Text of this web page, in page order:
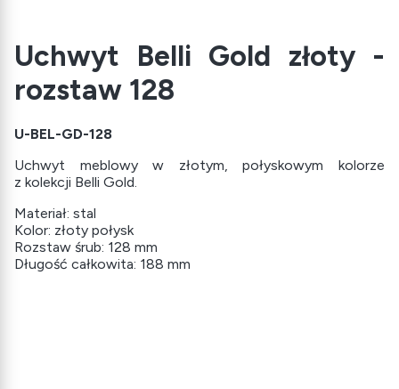
Uchwyt Belli Gold złoty -
rozstaw 128
U-BEL-GD-128
Uchwyt meblowy w złotym, połyskowym kolorze
z kolekcji Belli Gold.
Materiał: stal
Kolor: złoty połysk
Rozstaw śrub: 128 mm
Długość całkowita: 188 mm